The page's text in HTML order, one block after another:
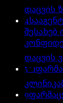
დაცვის
4
შესახებ
დაცვის
5^1
9